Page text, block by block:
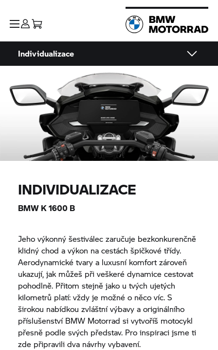
Individualizace
INDIVIDUALIZACE
BMW K 1600 B
Jeho výkonný šestiválec zaručuje bezkonkurenčně
klidný chod a výkon na cestách špičkové třídy.
Aerodynamické tvary a luxusní komfort zároveň
ukazují, jak můžeš při veškeré dynamice cestovat
pohodlně. Přitom stejně jako u tvých ujetých
kilometrů platí: vždy je možné o něco víc. S
širokou nabídkou zvláštní výbavy a originálního
příslušenství BMW Motorrad si vytvoříš motocykl
přesně podle svých představ. Pro inspiraci jsme ti
zde připravili dva návrhy vybavení.